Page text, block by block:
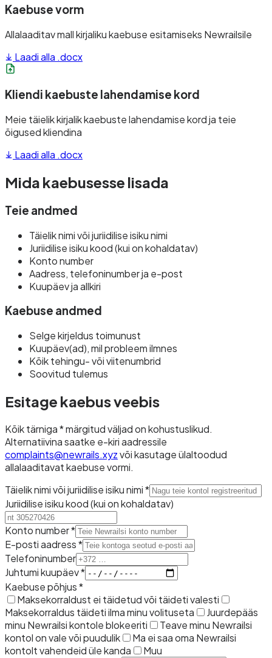
Kaebuse vorm
Allalaaditav mall kirjaliku kaebuse esitamiseks Newrailsile
Laadi alla .docx
Kliendi kaebuste lahendamise kord
Meie täielik kirjalik kaebuste lahendamise kord ja teie
õigused kliendina
Laadi alla .docx
Mida kaebusesse lisada
Teie andmed
Täielik nimi või juriidilise isiku nimi
Juriidilise isiku kood (kui on kohaldatav)
Konto number
Aadress, telefoninumber ja e-post
Kuupäev ja allkiri
Kaebuse andmed
Selge kirjeldus toimunust
Kuupäev(ad), mil probleem ilmnes
Kõik tehingu- või viitenumbrid
Soovitud tulemus
Esitage kaebus veebis
Kõik tärniga * märgitud väljad on kohustuslikud.
Alternatiivina saatke e-kiri aadressile
complaints@newrails.xyzvõi kasutage ülaltoodud
allalaaditavat kaebuse vormi.
Täielik nimi või juriidilise isiku nimi *
Juriidilise isiku kood (kui on kohaldatav)
Konto number *
E-posti aadress *
Telefoninumber
Juhtumi kuupäev *
Kaebuse põhjus *
Maksekorraldust ei täidetud või täideti valesti
Maksekorraldus täideti ilma minu volituseta
Juurdepääs
minu Newrailsi kontole blokeeriti
Teave minu Newrailsi
kontol on vale või puudulik
Ma ei saa oma Newrailsi
kontolt vahendeid üle kanda
Muu